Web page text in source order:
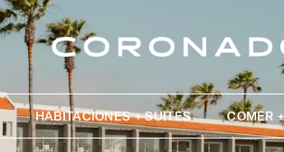
HABITACIONES + SUITES COMER